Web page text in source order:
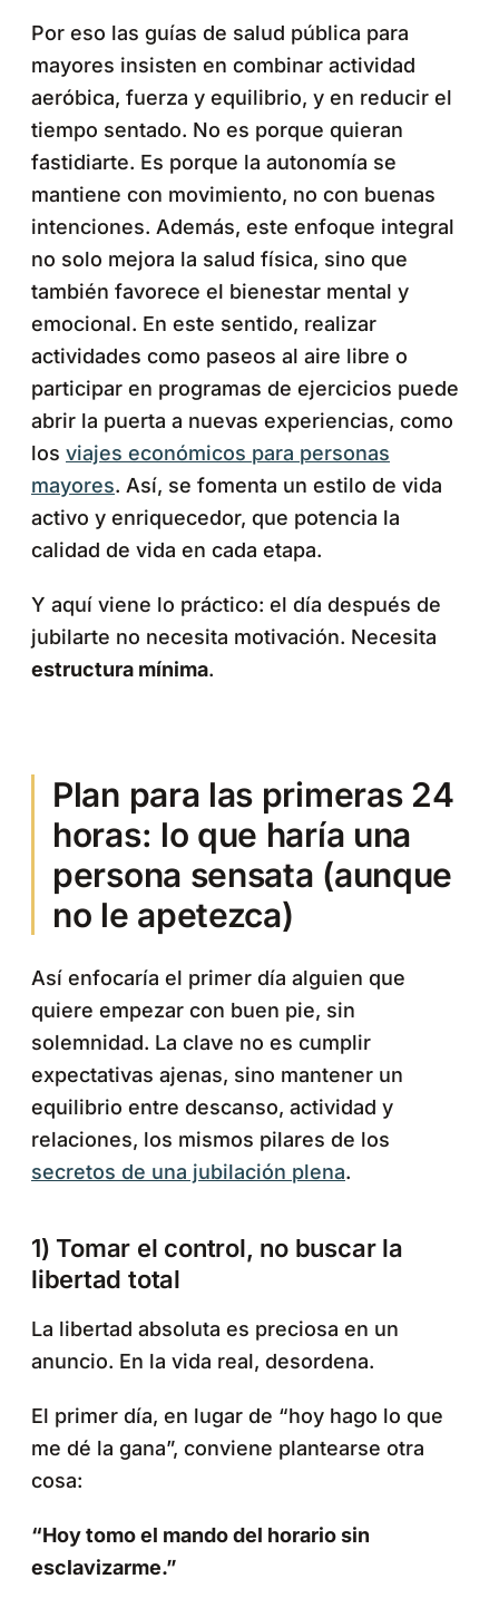
Por eso las guías de salud pública para
mayores insisten en combinar actividad
aeróbica, fuerza y equilibrio, y en reducir el
tiempo sentado. No es porque quieran
fastidiarte. Es porque la autonomía se
mantiene con movimiento, no con buenas
intenciones. Además, este enfoque integral
no solo mejora la salud física, sino que
también favorece el bienestar mental y
emocional. En este sentido, realizar
actividades como paseos al aire libre o
participar en programas de ejercicios puede
abrir la puerta a nuevas experiencias, como
los viajes económicos para personas
mayores. Así, se fomenta un estilo de vida
activo y enriquecedor, que potencia la
calidad de vida en cada etapa.
Y aquí viene lo práctico: el día después de
jubilarte no necesita motivación. Necesita
estructura mínima.
Plan para las primeras 24
horas: lo que haría una
persona sensata (aunque
no le apetezca)
Así enfocaría el primer día alguien que
quiere empezar con buen pie, sin
solemnidad. La clave no es cumplir
expectativas ajenas, sino mantener un
equilibrio entre descanso, actividad y
relaciones, los mismos pilares de los
secretos de una jubilación plena.
1) Tomar el control, no buscar la
libertad total
La libertad absoluta es preciosa en un
anuncio. En la vida real, desordena.
El primer día, en lugar de “hoy hago lo que
me dé la gana”, conviene plantearse otra
cosa:
“Hoy tomo el mando del horario sin
esclavizarme.”